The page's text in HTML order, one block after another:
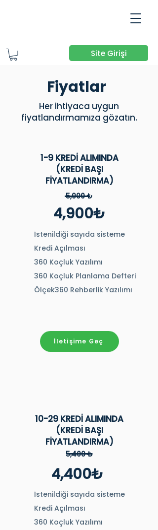
Site Girişi
Fiyatlar
Her ihtiyaca uygun
fiyatlandırmamıza gözatın.
1-9 KREDİ ALIMINDA
(KREDİ BAŞI
FİYATLANDIRMA)
5,900 ₺
4,900₺
İstenildiği sayıda sisteme
Kredi Açılması
360 Koçluk Yazılımı
360 Koçluk Planlama Defteri
Ölçek360 Rehberlik Yazılımı
İletişime Geç
10-29 KREDİ ALIMINDA
(KREDİ BAŞI
FİYATLANDIRMA)
5,400 ₺
4,400₺
İstenildiği sayıda sisteme
Kredi Açılması
360 Koçluk Yazılımı